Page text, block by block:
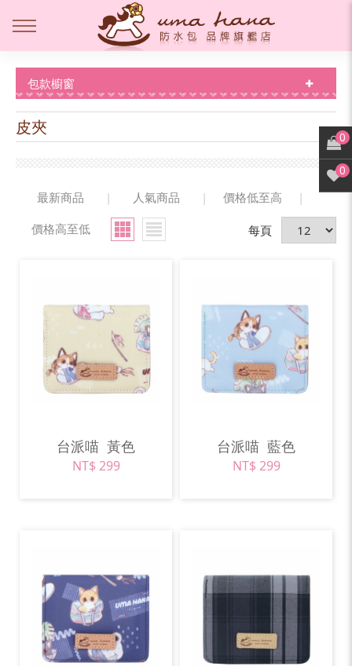
包款櫥窗
皮夾
最新商品 | 人氣商品 | 價格低至高
|
價格高至低
每頁
台派喵 黃色
NT$ 299
台派喵 藍色
NT$ 299
0
0